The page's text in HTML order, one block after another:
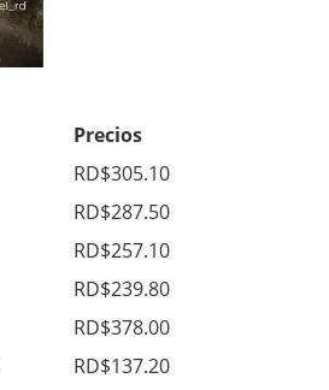
Precios
RD$305.10
RD$287.50
RD$257.10
RD$239.80
RD$378.00
RD$137.20